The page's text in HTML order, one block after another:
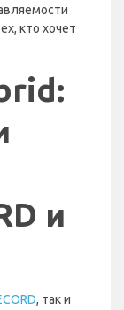
кто хочет
и
, так и